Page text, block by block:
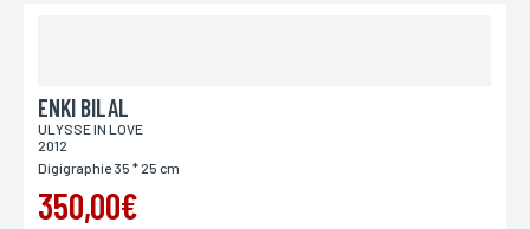
Lieu de livraison*
ENKI BILAL
ULYSSE IN LOVE
2012
Digigraphie 35 * 25 cm
350,00€